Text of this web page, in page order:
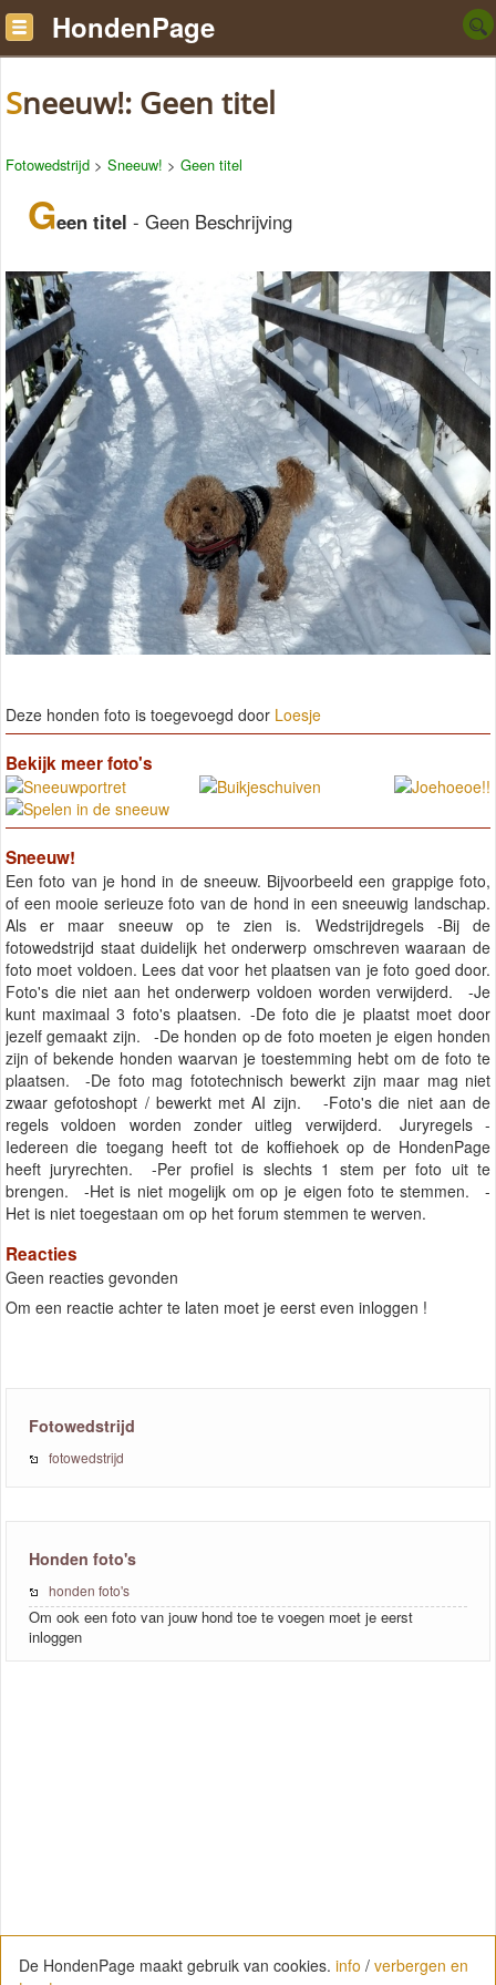
HondenPage
Sneeuw!: Geen titel
Fotowedstrijd > Sneeuw! > Geen titel
Geen titel - Geen Beschrijving
Deze honden foto is toegevoegd door Loesje
Bekijk meer foto's
Sneeuw!
Een foto van je hond in de sneeuw. Bijvoorbeeld een grappige foto,
of een mooie serieuze foto van de hond in een sneeuwig landschap.
Als er maar sneeuw op te zien is. Wedstrijdregels -Bij de
fotowedstrijd staat duidelijk het onderwerp omschreven waaraan de
foto moet voldoen. Lees dat voor het plaatsen van je foto goed door.
Foto's die niet aan het onderwerp voldoen worden verwijderd. -Je
kunt maximaal 3 foto's plaatsen. -De foto die je plaatst moet door
jezelf gemaakt zijn. -De honden op de foto moeten je eigen honden
zijn of bekende honden waarvan je toestemming hebt om de foto te
plaatsen. -De foto mag fototechnisch bewerkt zijn maar mag niet
zwaar gefotoshopt / bewerkt met AI zijn. -Foto's die niet aan de
regels voldoen worden zonder uitleg verwijderd. Juryregels -
Iedereen die toegang heeft tot de koffiehoek op de HondenPage
heeft juryrechten. -Per profiel is slechts 1 stem per foto uit te
brengen. -Het is niet mogelijk om op je eigen foto te stemmen. -
Het is niet toegestaan om op het forum stemmen te werven.
Reacties
Geen reacties gevonden
Om een reactie achter te laten moet je eerst even inloggen !
Fotowedstrijd
fotowedstrijd
Honden foto's
honden foto's
Om ook een foto van jouw hond toe te voegen moet je eerst
inloggen
De HondenPage maakt gebruik van cookies. info / verbergen en